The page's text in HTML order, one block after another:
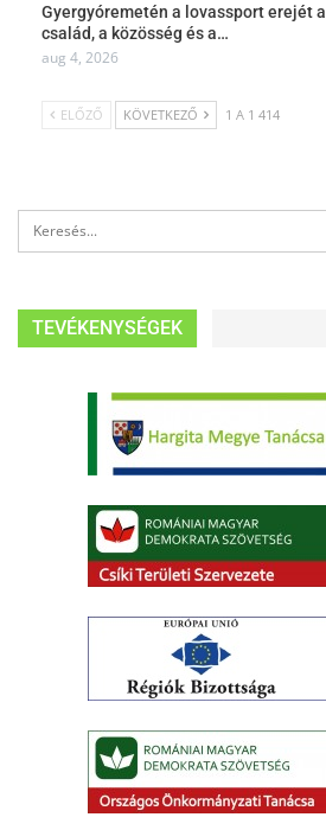
Gyergyóremetén a lovassport erejét a
család, a közösség és a…
aug 4, 2026
ELŐZŐ KÖVETKEZŐ 1 A 1 414
TEVÉKENYSÉGEK